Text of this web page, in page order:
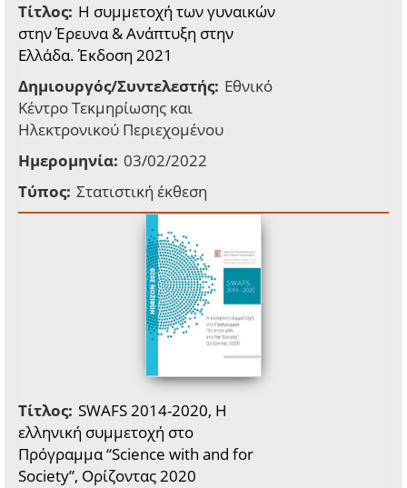
Τίτλος: Η συμμετοχή των γυναικών
στην Έρευνα & Ανάπτυξη στην
Ελλάδα. Έκδοση 2021
Δημιουργός/Συντελεστής: Εθνικό
Κέντρο Τεκμηρίωσης και
Ηλεκτρονικού Περιεχομένου
Ημερομηνία: 03/02/2022
Τύπος: Στατιστική έκθεση
Τίτλος: SWAFS 2014-2020, Η
ελληνική συμμετοχή στο
Πρόγραμμα “Science with and for
Society”, Ορίζοντας 2020